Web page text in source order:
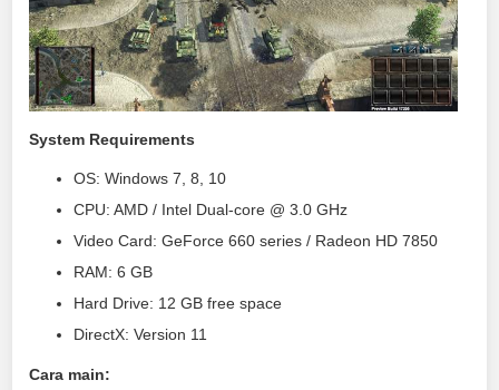
System Requirements
OS: Windows 7, 8, 10
CPU: AMD / Intel Dual-core @ 3.0 GHz
Video Card: GeForce 660 series / Radeon HD 7850
RAM: 6 GB
Hard Drive: 12 GB free space
DirectX: Version 11
Cara main: